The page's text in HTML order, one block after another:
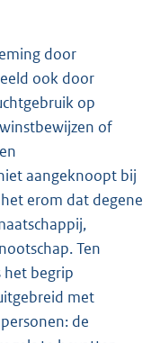
door
ook door
op
of
aangeknoopt bij
erom dat degene
Ten
het begrip
met
de